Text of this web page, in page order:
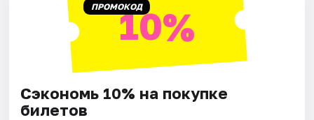
ПРОМОКОД10%
Сэкономь 10% на покупке
билетов